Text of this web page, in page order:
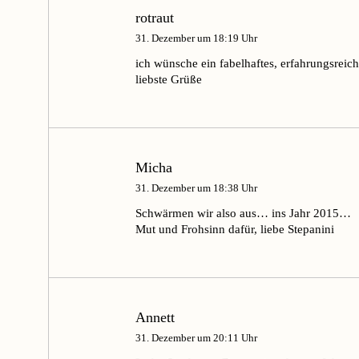
rotraut
31. Dezember um 18:19 Uhr
ich wünsche ein fabelhaftes,
liebste Grüße
Micha
31. Dezember um 18:38 Uhr
Schwärmen wir also aus… ins Jahr 2015…
Mut und Frohsinn dafür, liebe Stepanini
Annett
31. Dezember um 20:11 Uhr